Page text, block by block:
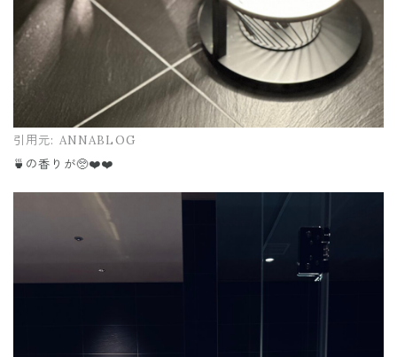
引用元: ANNABLOG
🍵の香りが🥺❤️❤️